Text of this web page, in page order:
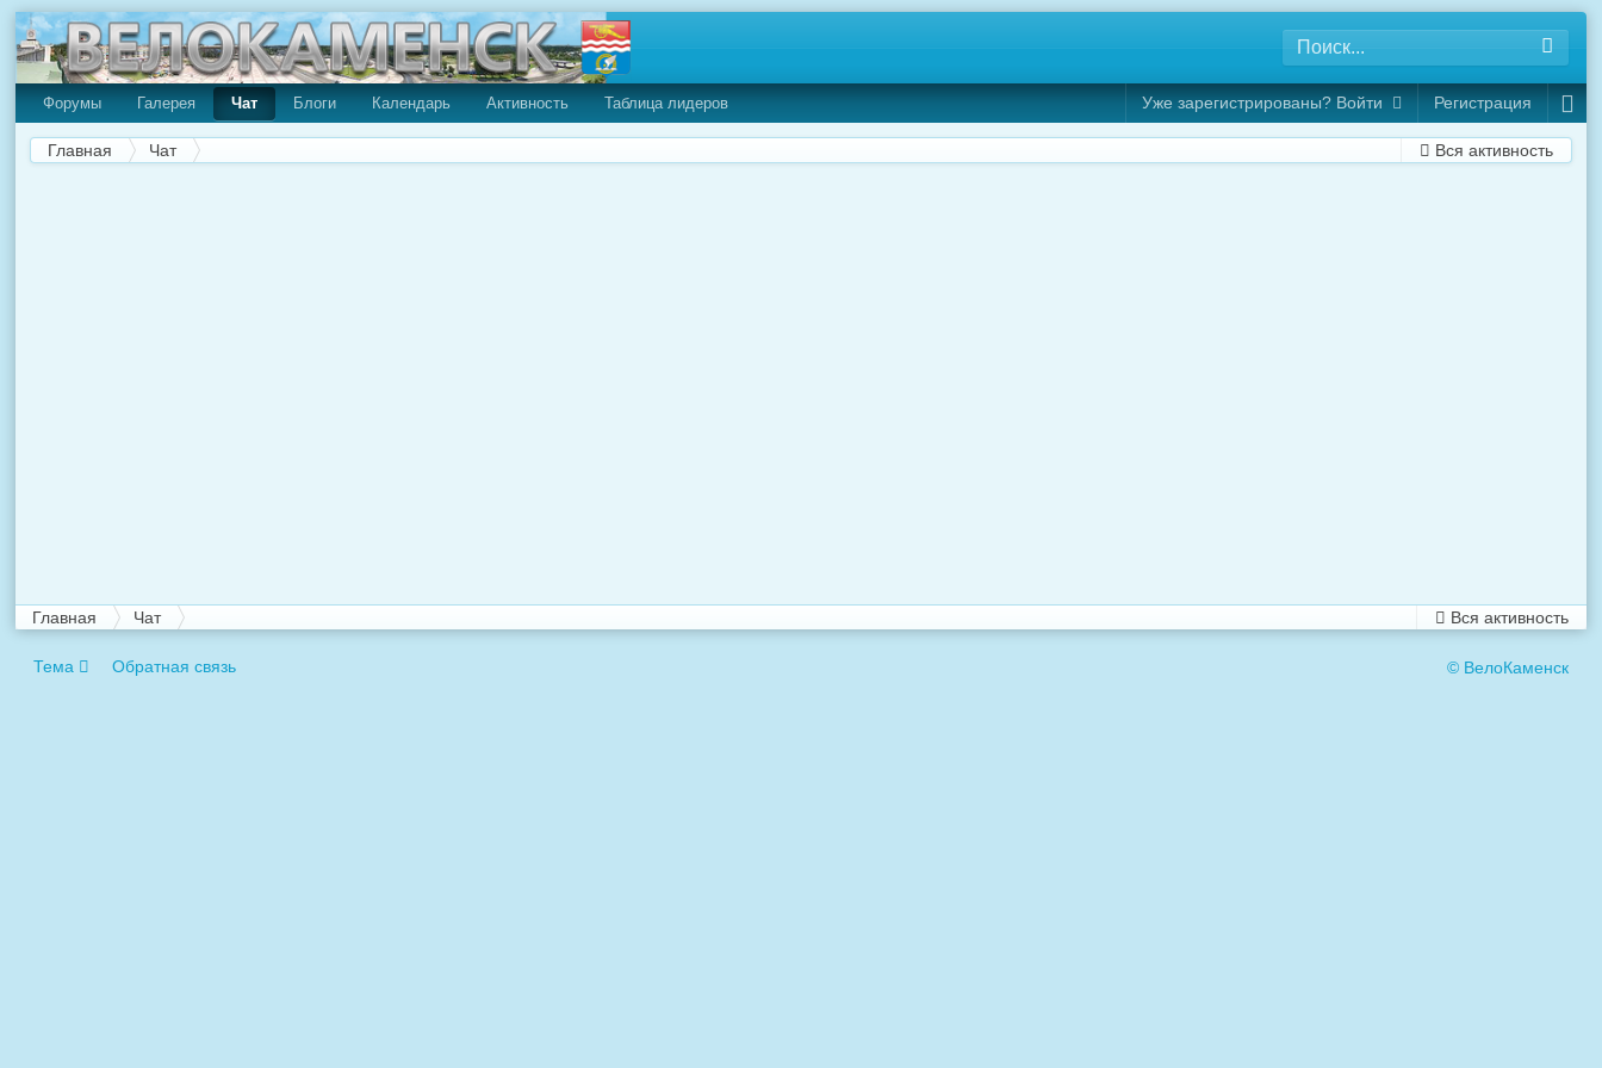
Форумы Галерея Чат Блоги Календарь Активность Таблица лидеров Уже зарегистрированы? Войти Регистрация
Вся активность
Главная Чат
Вся активность
Главная Чат
Тема Обратная связь © ВелоКаменск